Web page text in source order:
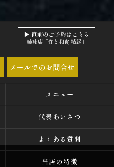
▶ 直前のご予約はこちら
姉妹店「竹と和食 結縁」
メールでのお問合せ
メニュー
代表あいさつ
よくある質問
当店の特徴